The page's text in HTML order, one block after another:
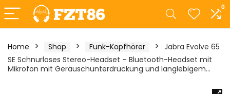
0
Home Shop Funk-Kopfhörer
Jabra Evolve 65
SE Schnurloses Stereo-Headset – Bluetooth-Headset mit
Mikrofon mit Geräuschunterdrückung und langlebigem…